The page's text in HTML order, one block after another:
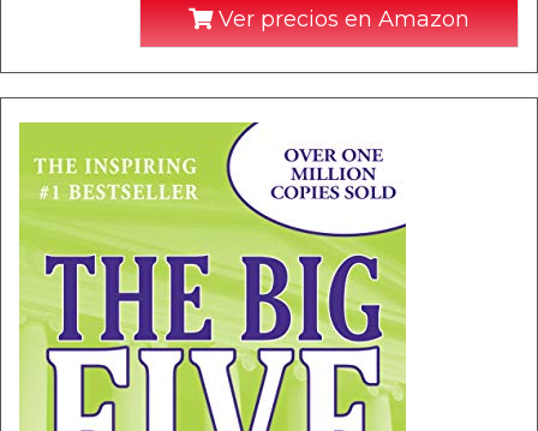
Ver precios en Amazon